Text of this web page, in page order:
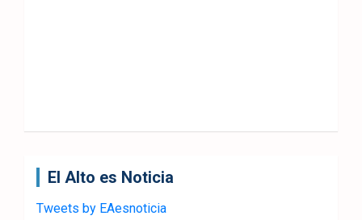
El Alto es Noticia
Tweets by EAesnoticia